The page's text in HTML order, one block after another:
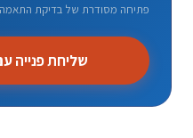
פתיחה מסודרת של בדיקת
שליחת